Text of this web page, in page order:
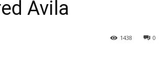
Ávila
0
1438